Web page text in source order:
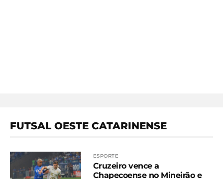
FUTSAL OESTE CATARINENSE
ESPORTE
Cruzeiro vence a
Chapecoense no Mineirão e